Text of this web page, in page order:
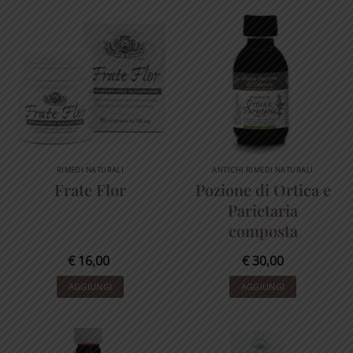
RIMEDI NATURALI
Frate Flor
€16,00
AGGIUNGI
ANTICHI RIMEDI NATURALI
Pozione di Ortica e
Parietaria
composta
€30,00
AGGIUNGI